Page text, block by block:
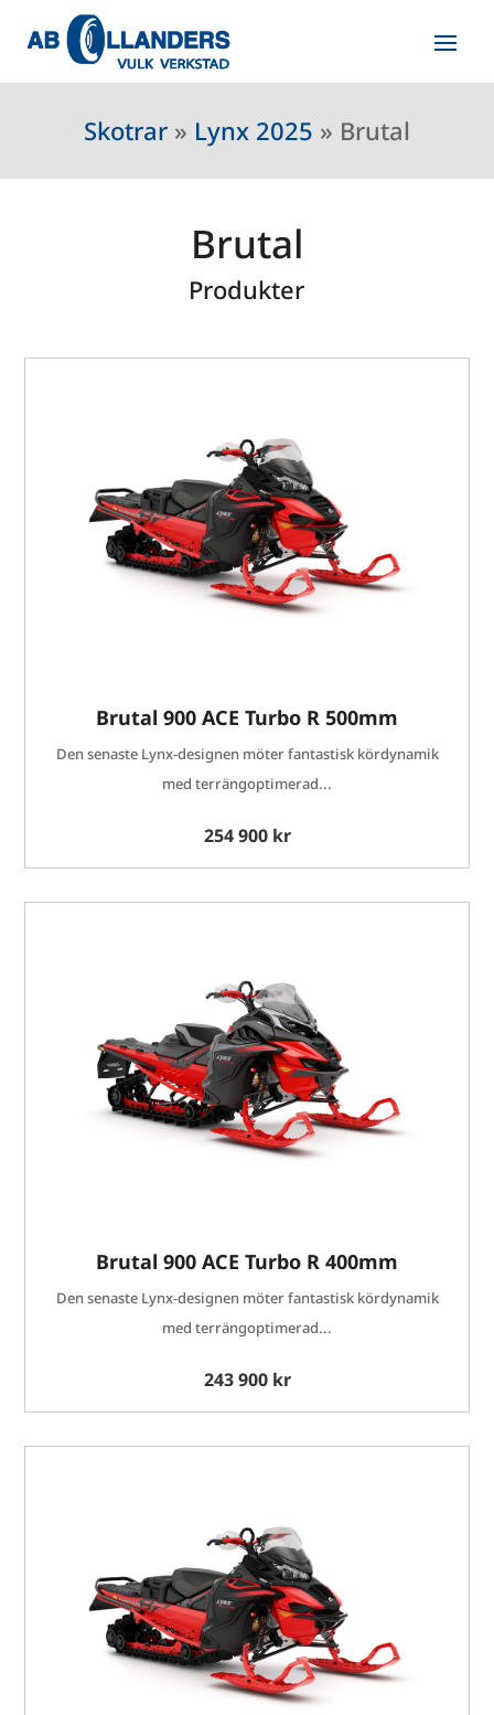
Skotrar» Lynx 2025 » Brutal
Brutal
Produkter
Brutal 900 ACE Turbo R 500mm
Den senaste Lynx-designen möter fantastisk kördynamik
med terrängoptimerad...
254 900 kr
Brutal 900 ACE Turbo R 400mm
Den senaste Lynx-designen möter fantastisk kördynamik
med terrängoptimerad...
243 900 kr